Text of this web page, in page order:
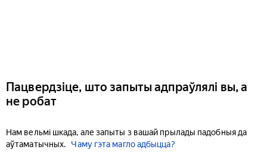
Пацвердзіце, што запыты адпраўлялі вы, а
не робат
Нам вельмі шкада, але запыты з вашай прылады падобныя да
аўтаматычных.
Чаму гэта магло адбыцца?